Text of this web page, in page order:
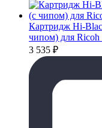
Картридж Hi-
чипом) для
3 535 ₽